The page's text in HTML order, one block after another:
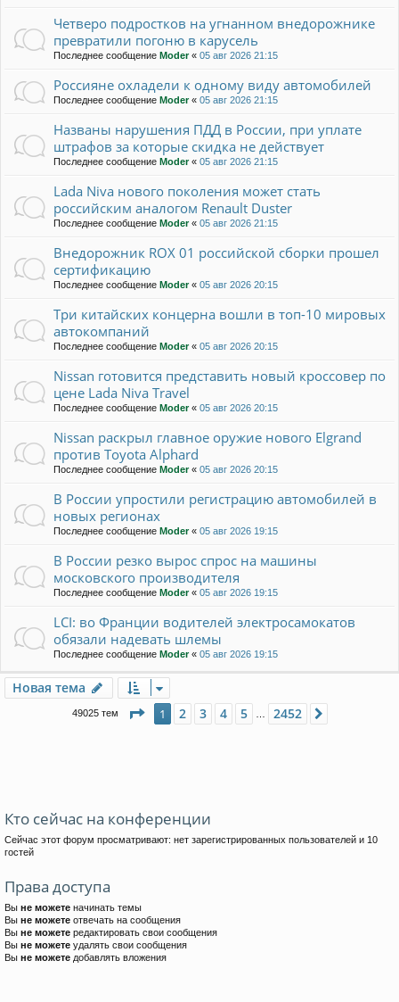
Четверо подростков на угнанном внедорожнике
превратили погоню в карусель
Последнее сообщение Moder« 05 авг 2026 21:15
Россияне охладели к одному виду автомобилей
Последнее сообщение Moder« 05 авг 2026 21:15
Названы нарушения ПДД в России, при уплате
штрафов за которые скидка не действует
Последнее сообщение Moder« 05 авг 2026 21:15
Lada Niva нового поколения может стать
российским аналогом Renault Duster
Последнее сообщение Moder« 05 авг 2026 21:15
Внедорожник ROX 01 российской сборки прошел
сертификацию
Последнее сообщение Moder« 05 авг 2026 20:15
Три китайских концерна вошли в топ-10 мировых
автокомпаний
Последнее сообщение Moder« 05 авг 2026 20:15
Nissan готовится представить новый кроссовер по
цене Lada Niva Travel
Последнее сообщение Moder« 05 авг 2026 20:15
Nissan раскрыл главное оружие нового Elgrand
против Toyota Alphard
Последнее сообщение Moder« 05 авг 2026 20:15
В России упростили регистрацию автомобилей в
новых регионах
Последнее сообщение Moder« 05 авг 2026 19:15
В России резко вырос спрос на машины
московского производителя
Последнее сообщение Moder« 05 авг 2026 19:15
LCI: во Франции водителей электросамокатов
обязали надевать шлемы
Последнее сообщение Moder« 05 авг 2026 19:15
Новая тема
49025 тем Страница из 2452
1 2 3 4 5 2452
Кто сейчас на конференции
Сейчас этот форум просматривают: нет зарегистрированных пользователей и 10
гостей
Права доступа
Вы не можете начинать темы
Вы не можете отвечать на сообщения
Вы не можете редактировать свои сообщения
Вы не можете удалять свои сообщения
Вы не можете добавлять вложения